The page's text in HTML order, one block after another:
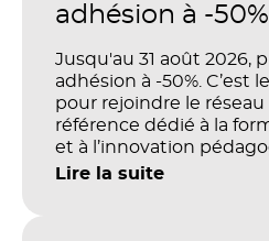
adhésion à -
Jusqu'au 31 août 2026,
adhésion à -50%. C’est
pour rejoindre le
référence dédié à la
et à l’innovation
Lire la suite